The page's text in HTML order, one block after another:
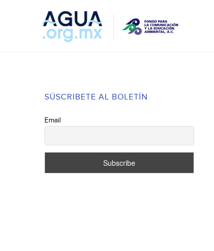
SÚSCRIBETE AL BOLETÍN
Email